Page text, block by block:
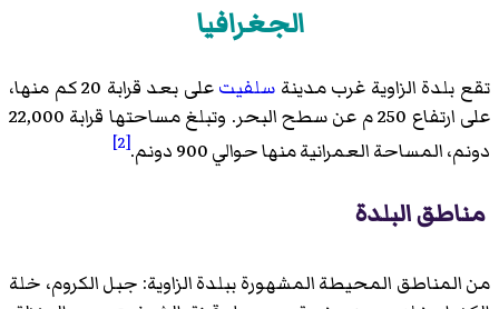
الجغرافيا
تقع بلدة الزاوية غرب مدينة سلفيت
على بعد قرابة 20 كم منها،
على ارتفاع 250 م عن سطح البحر. وتبلغ مساحتها قرابة 22,000
دونم، المساحة العمرانية منها حوالي 900 دونم.
[2]
مناطق البلدة
من المناطق المحيطة المشهورة ببلدة الزاوية: جبل الكروم، خلة